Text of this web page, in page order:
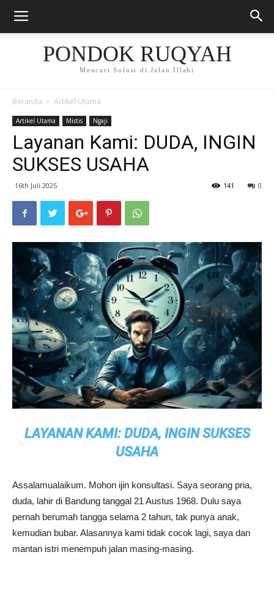
PONDOK RUQYAH
Mencari Solusi di Jalan Illahi
Beranda Artikel Utama
Artikel Utama Mistis Ngaji
Layanan Kami: DUDA, INGIN
SUKSES USAHA
16th Juli 2025 0
141
LAYANAN KAMI: DUDA, INGIN SUKSES
USAHA
Assalamualaikum. Mohon ijin konsultasi. Saya seorang pria,
duda, lahir di Bandung tanggal 21 Austus 1968. Dulu saya
pernah berumah tangga selama 2 tahun, tak punya anak,
kemudian bubar. Alasannya kami tidak cocok lagi, saya dan
mantan istri menempuh jalan masing-masing.